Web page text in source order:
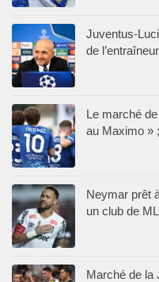
Juventus-
de l’entraîneur
Le marché
au Maximo » ;
Neymar prêt
un club de
Marché de la